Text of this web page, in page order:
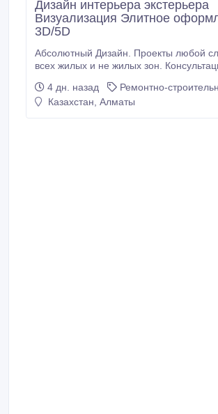
Дизайн интерьера экстерьера
Визуализация Элитное
3D/5D
Абсолютный Дизайн. Проекты любой
всех жилых и не жилых зон.
дизайн проекта. Большой опыт работы
дизайна, архитектуры, проектирования. 3D –
4 дн. назад
Ремонтно-
Казахстан, Алматы